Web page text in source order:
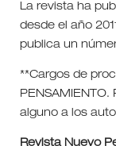
La revista ha
desde el año
publica un
**Cargos de
alguno a los
Revista Nuevo